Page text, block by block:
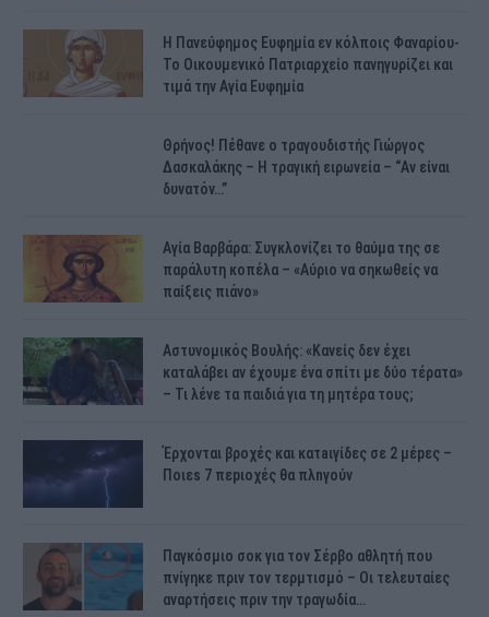
H Πανεύφημος Ευφημία εν κόλποις Φαναρίου-
Το Οικουμενικό Πατριαρχείο πανηγυρίζει και
τιμά την Αγία Ευφημία
Θρήνος! Πέθανε ο τραγουδιστής Γιώργος
Δασκαλάκης – Η τραγική ειρωνεία – “Αν είναι
δυνατόν…”
Αγία Βαρβάρα: Συγκλονίζει το θαύμα της σε
παράλυτη κοπέλα – «Αύριο να σηκωθείς να
παίξεις πιάνο»
Αστυνομικός Bουλής: «Κανείς δεν έχει
καταλάβει αν έχουμε ένα σπίτι με δύο τέρατα»
– Τι λένε τα παιδιά για τη μητέρα τους;
Έρχονται βροχές και κατaιγίδες σε 2 μέpες –
Ποιεs 7 πεpιοχές θα πλnγούν
Παγκόσμιο σοκ για τον Σέρβο αθλητή που
πνίγηκε πριν τον τερμτισμό – Οι τελευταίες
αναρτήσεις πριν την τραγωδία…